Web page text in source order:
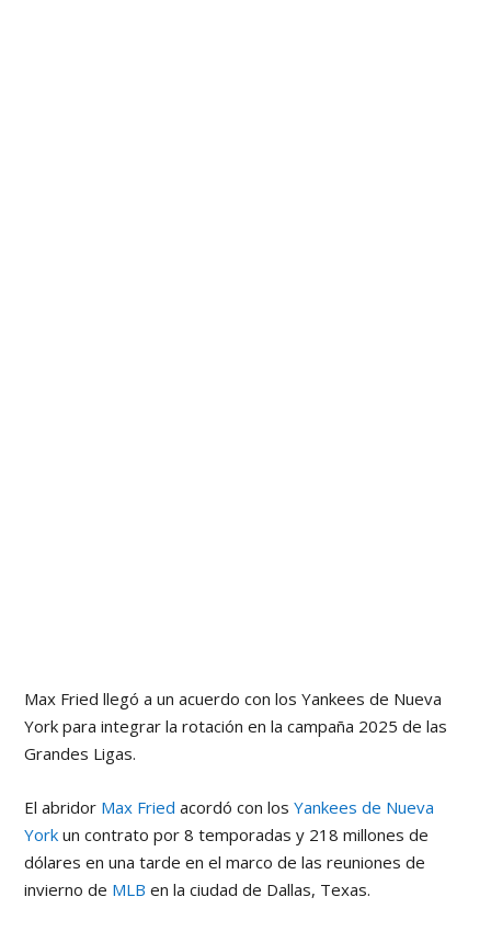
Max Fried llegó a un acuerdo con los Yankees de Nueva
York para integrar la rotación en la campaña 2025 de las
Grandes Ligas.
El abridor Max Fried acordó con losYankees de Nueva
York un contrato por 8 temporadas y 218 millones de
dólares en una tarde en el marco de las reuniones de
invierno de MLB en la ciudad de Dallas, Texas.